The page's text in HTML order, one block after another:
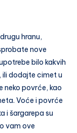
hranu,
nove
bilo kakvih
ili dodajte cimet u
neko povrće, kao
Voće i povrće
i šargarepa su
vam ove